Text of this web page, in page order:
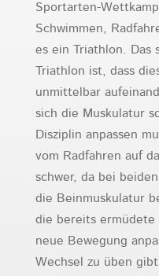
Sportarten-
Schwimmen,
es ein Triathlon. Das
Triathlon ist, dass
unmittelbar
sich die Muskulatur
Disziplin anpassen
vom Radfahren auf
schwer, da bei
die Beinmuskulatur
die bereits ermüdete
neue Bewegung
Wechsel zu üben